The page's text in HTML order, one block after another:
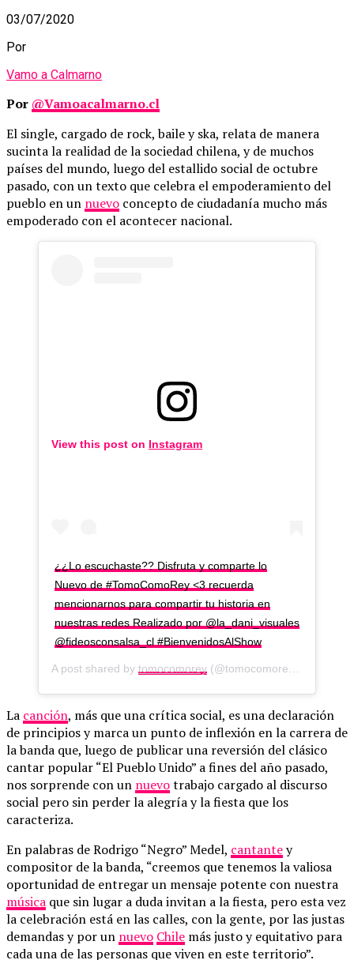
03/07/2020
Por
Vamo a Calmarno
Por @Vamoacalmarno.cl
El single, cargado de rock, baile y ska, relata de manera
sucinta la realidad de la sociedad chilena, y de muchos
países del mundo, luego del estallido social de octubre
pasado, con un texto que celebra el empoderamiento del
pueblo en un nuevo concepto de ciudadanía mucho más
empoderado con el acontecer nacional.
View this post on Instagram
¿¿Lo escuchaste?? Disfruta y comparte lo
Nuevo de #TomoComoRey <3 recuerda
mencionarnos para compartir tu historia en
nuestras redes Realizado por @la_dani_visuales
@fideosconsalsa_cl #BienvenidosAlShow
A post shared by tomocomorey (@tomocomorey) on
La canción, más que una crítica social, es una declaración
de principios y marca un punto de inflexión en la carrera de
la banda que, luego de publicar una reversión del clásico
cantar popular “El Pueblo Unido” a fines del año pasado,
nos sorprende con un nuevotrabajo cargado al discurso
social pero sin perder la alegría y la fiesta que los
caracteriza.
En palabras de Rodrigo “Negro” Medel, cantantey
compositor de la banda, “creemos que tenemos la valiosa
oportunidad de entregar un mensaje potente con nuestra
música que sin lugar a duda invitan a la fiesta, pero esta vez
la celebración está en las calles, con la gente, por las justas
demandas y por un nuevo Chile más justo y equitativo para
cada una de las personas que viven en este territorio”.